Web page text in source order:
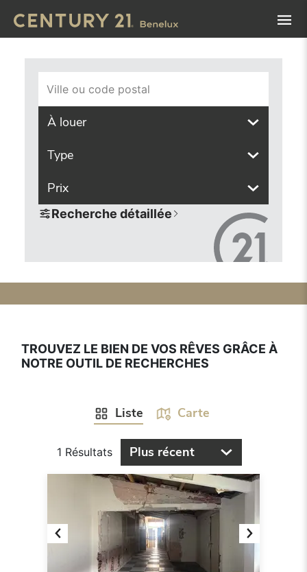
Ville ou code postal
À louer
Type
Prix
Recherche détaillée
TROUVEZ LE BIEN DE VOS RÊVES GRÂCE À
NOTRE OUTIL DE RECHERCHES
Liste Carte
1 Résultats Plus récent
Previous Next